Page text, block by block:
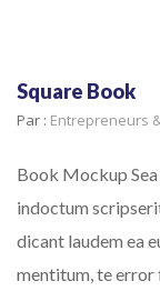
Square Book
Par : Entrepreneurs
Book Mockup
indoctum
dicant laudem ea
mentitum, te error